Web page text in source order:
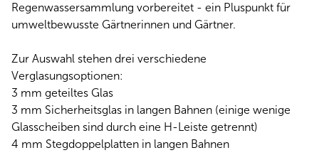
Regenwassersammlung vorbereitet - ein Pluspunkt für
umweltbewusste Gärtnerinnen und Gärtner.
Zur Auswahl stehen drei verschiedene
Verglasungsoptionen:
3 mm geteiltes Glas
3 mm Sicherheitsglas in langen Bahnen (einige wenige
Glasscheiben sind durch eine H-Leiste getrennt)
4 mm Stegdoppelplatten in langen Bahnen